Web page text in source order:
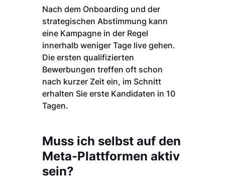
Nach dem Onboarding und der
strategischen Abstimmung kann
eine Kampagne in der Regel
innerhalb weniger Tage live gehen.
Die ersten qualifizierten
Bewerbungen treffen oft schon
nach kurzer Zeit ein, im Schnitt
erhalten Sie erste Kandidaten in 10
Tagen.
Muss ich selbst auf den
Meta-Plattformen aktiv
sein?